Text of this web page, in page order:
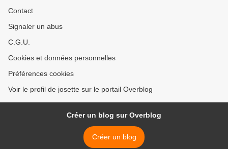
Contact
Signaler un abus
C.G.U.
Cookies et données personnelles
Préférences cookies
Voir le profil de josette sur le portail Overblog
Créer un blog sur Overblog
Créer un blog